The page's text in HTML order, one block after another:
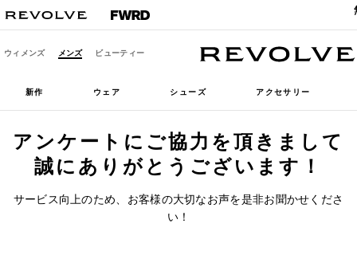
ウィメンズ メンズ ビューティー
新作 ウェア シューズ アクセサリー
アンケートにご協力を頂きまして
誠にありがとうございます！
サービス向上のため、お客様の大切なお声を是非お聞かせくださ
い！